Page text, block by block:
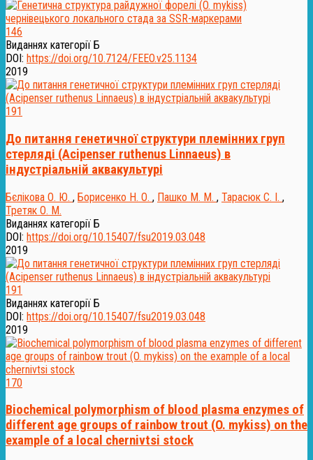
146
Виданнях категорії Б
DOI: https://doi.org/10.7124/FEEO.v25.1134
2019
191
До питання генетичної структури племінних груп
стерляді (Acipenser ruthenus Linnaеus) в
індустріальній аквакультурі
Бєлікова О. Ю. , Борисенко Н. О. , Пашко М. М. , Тарасюк С. І. ,
Третяк О. М.
Виданнях категорії Б
DOI: https://doi.org/10.15407/fsu2019.03.048
2019
191
Виданнях категорії Б
DOI: https://doi.org/10.15407/fsu2019.03.048
2019
170
Biochemical polymorphism of blood plasma enzymes of
different age groups of rainbow trout (O. mykiss) on the
example of a local chernivtsi stock